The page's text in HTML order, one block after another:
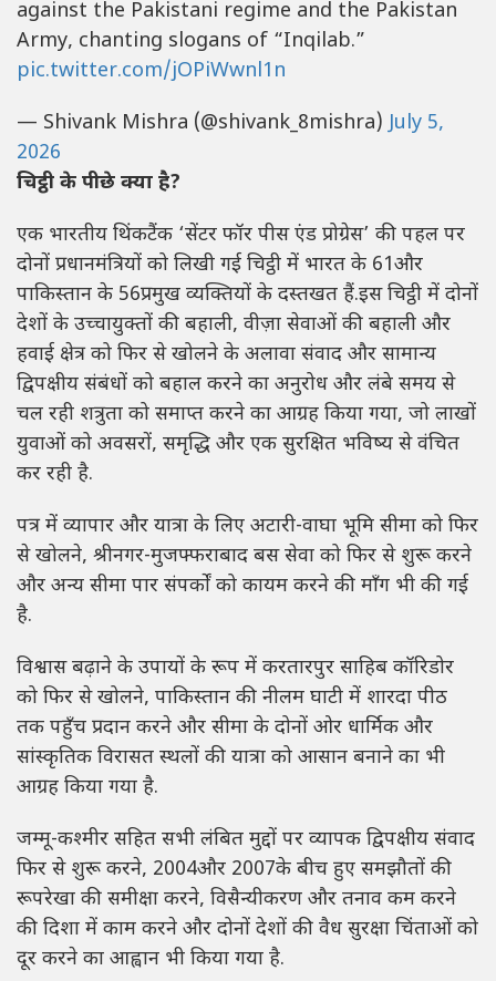
against the Pakistani regime and the Pakistan
Army, chanting slogans of “Inqilab.”
pic.twitter.com/jOPiWwnl1n
— Shivank Mishra (@shivank_8mishra)July 5,
2026
चिट्ठी के पीछे क्या है?
एक भारतीय थिंकटैंक ‘सेंटर फॉर पीस एंड प्रोग्रेस’ की पहल पर
दोनों प्रधानमंत्रियों को लिखी गई चिट्ठी में भारत के 61और
पाकिस्तान के 56प्रमुख व्यक्तियों के दस्तखत हैं.इस चिट्ठी में दोनों
देशों के उच्चायुक्तों की बहाली, वीज़ा सेवाओं की बहाली और
हवाई क्षेत्र को फिर से खोलने के अलावा संवाद और सामान्य
द्विपक्षीय संबंधों को बहाल करने का अनुरोध और लंबे समय से
चल रही शत्रुता को समाप्त करने का आग्रह किया गया, जो लाखों
युवाओं को अवसरों, समृद्धि और एक सुरक्षित भविष्य से वंचित
कर रही है.
पत्र में व्यापार और यात्रा के लिए अटारी-वाघा भूमि सीमा को फिर
से खोलने, श्रीनगर-मुजफ्फराबाद बस सेवा को फिर से शुरू करने
और अन्य सीमा पार संपर्कों को कायम करने की माँग भी की गई
है.
विश्वास बढ़ाने के उपायों के रूप में करतारपुर साहिब कॉरिडोर
को फिर से खोलने, पाकिस्तान की नीलम घाटी में शारदा पीठ
तक पहुँच प्रदान करने और सीमा के दोनों ओर धार्मिक और
सांस्कृतिक विरासत स्थलों की यात्रा को आसान बनाने का भी
आग्रह किया गया है.
जम्मू-कश्मीर सहित सभी लंबित मुद्दों पर व्यापक द्विपक्षीय संवाद
फिर से शुरू करने, 2004और 2007के बीच हुए समझौतों की
रूपरेखा की समीक्षा करने, विसैन्यीकरण और तनाव कम करने
की दिशा में काम करने और दोनों देशों की वैध सुरक्षा चिंताओं को
दूर करने का आह्वान भी किया गया है.